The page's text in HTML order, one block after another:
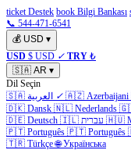
ticket Destek book Bilgi Bankası
📞 544-471-6541
💰 USD ▾
USD $ USD ✓ TRY ₺
🇸🇦 AR ▾
Dil Seçin
🇸🇦 العربية ✓ 🇦🇿 Azerbaijani
🇩🇰 Dansk 🇳🇱 Nederlands
🇩🇪 Deutsch 🇮🇱 עברית 🇭🇺
🇵🇹 Português 🇵🇹 Português
🇹🇷 Türkçe 🌐 Українська